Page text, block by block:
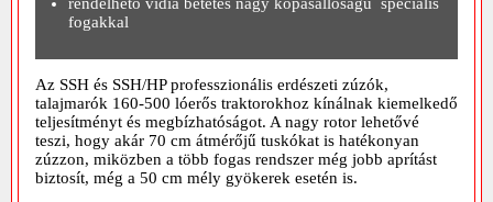
fogakkal
Az SSH és SSH/HP professzionális erdészeti zúzók,
talajmarók 160-500 lóerős traktorokhoz kínálnak kiemelkedő
teljesítményt és megbízhatóságot. A nagy rotor lehetővé
teszi, hogy akár 70 cm átmérőjű tuskókat is hatékonyan
zúzzon, miközben a több fogas rendszer még jobb aprítást
biztosít, még a 50 cm mély gyökerek esetén is.